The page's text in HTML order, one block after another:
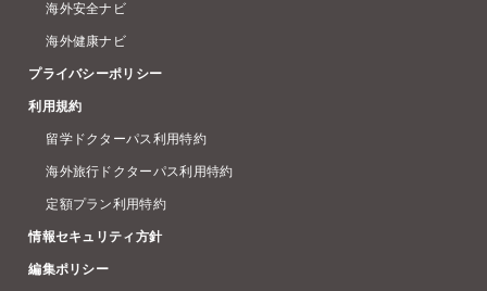
海外安全ナビ
海外健康ナビ
プライバシーポリシー
利用規約
留学ドクターパス利用特約
海外旅行ドクターパス利用特約
定額プラン利用特約
情報セキュリティ方針
編集ポリシー